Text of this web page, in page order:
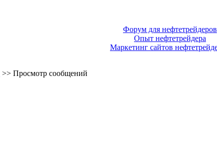
Форум для нефтетрейдеров
Опыт нефтетрейдера
Маркетинг сайтов
>> Просмотр сообщений